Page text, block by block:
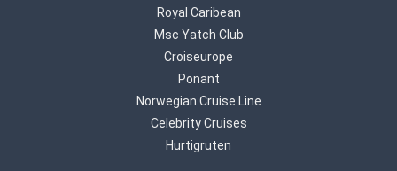
Royal Caribean
Msc Yatch Club
Croiseurope
Ponant
Norwegian Cruise Line
Celebrity Cruises
Hurtigruten